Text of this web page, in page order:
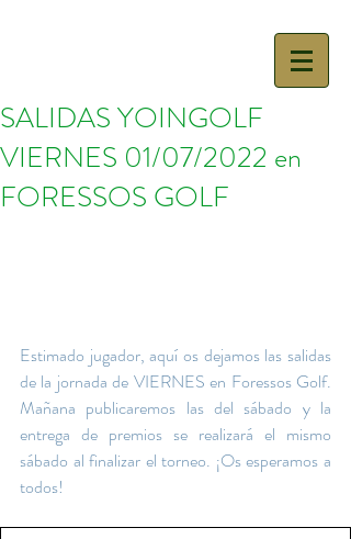
SALIDAS YOINGOLF
VIERNES 01/07/2022 en
FORESSOS GOLF
Estimado jugador, aquí os dejamos las salidas
de la jornada de VIERNES en Foressos Golf.
Mañana publicaremos las del sábado y la
entrega de premios se realizará el mismo
sábado al finalizar el torneo. ¡Os esperamos a
todos!